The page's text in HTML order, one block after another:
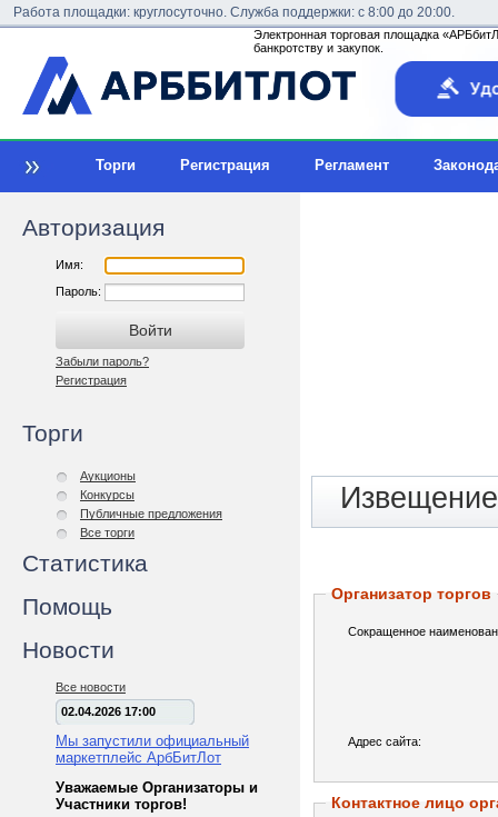
Работа площадки: круглосуточно. Служба поддержки: с 8:00 до 20:00.
Электронная торговая площадка
банкротству и закупок.
Торги Регистрация Регламент
Авторизация
Имя:
Пароль:
Забыли пароль?
Регистрация
Торги
Аукционы
Конкурсы
Публичные предложения
Все торги
Статистика
Помощь
Новости
Все новости
02.04.2026 17:00
Мы запустили официальный
маркетплейс АрбБитЛот
Уважаемые Организаторы и
Участники торгов!
Организатор торгов
Сокращенное
Адрес сайта:
Контактное лицо